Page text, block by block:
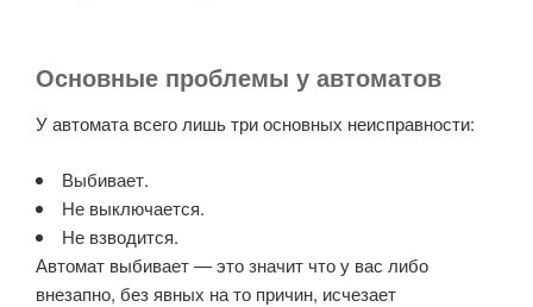
Основные проблемы у автоматов
У автомата всего лишь три основных неисправности:
Выбивает.
Не выключается.
Не взводится.
Автомат выбивает — это значит что у вас либо
внезапно, без явных на то причин, исчезает